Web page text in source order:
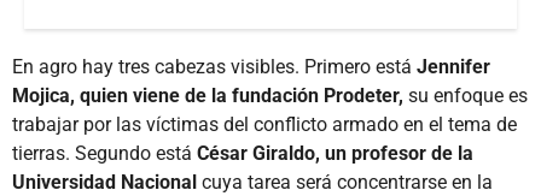
En agro hay tres cabezas visibles. Primero está Jennifer
Mojica, quien viene de la fundación Prodeter, su enfoque es
trabajar por las víctimas del conflicto armado en el tema de
tierras. Segundo está César Giraldo, un profesor de la
Universidad Nacional cuya tarea será concentrarse en la